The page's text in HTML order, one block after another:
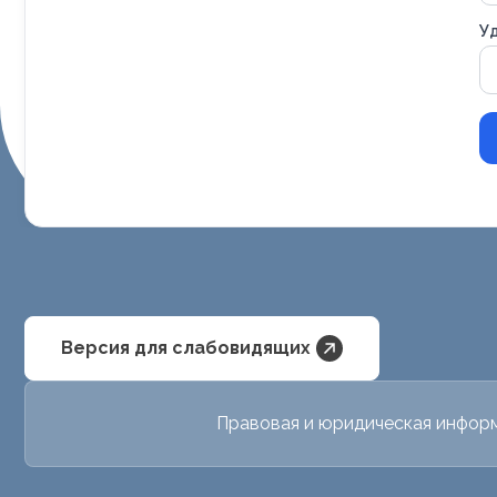
Версия для слабовидящих
Правовая и юридическая